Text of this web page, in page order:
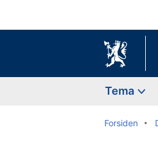
Tema
Forsiden